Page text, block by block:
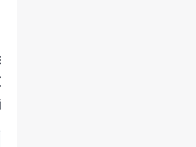
» pour
email et
Demain (y